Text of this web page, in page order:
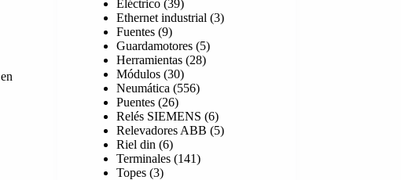
Eléctrico 39
productos
Ethernet industrial 33
Fuentes 99
productos
Guardamotores 55
productos
Herramientas 2828
Módulos 3030
productos
Neumática 556556
Puentes 2626
productos
Relés SIEMENS 66
productos
Relevadores ABB 55
Riel din 66
productos
Terminales 141141
Topes 33